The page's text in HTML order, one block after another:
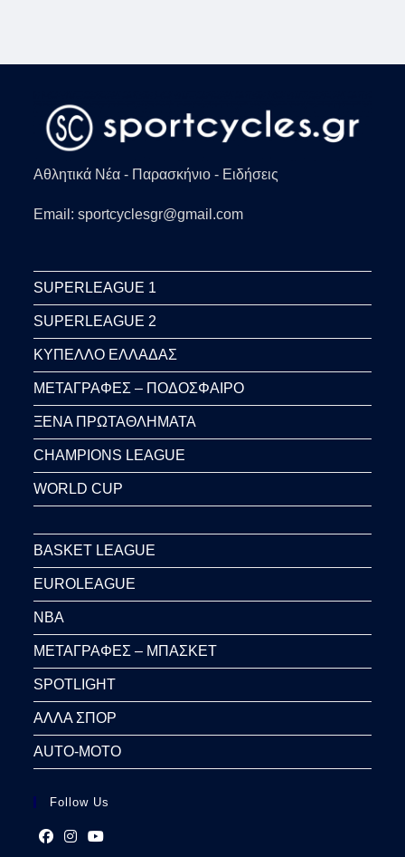
Αθλητικά Νέα - Παρασκήνιο - Ειδήσεις
Email: sportcyclesgr@gmail.com
SUPERLEAGUE 1
SUPERLEAGUE 2
ΚΥΠΕΛΛΟ ΕΛΛΑΔΑΣ
ΜΕΤΑΓΡΑΦΕΣ – ΠΟΔΟΣΦΑΙΡΟ
ΞΕΝΑ ΠΡΩΤΑΘΛΗΜΑΤΑ
CHAMPIONS LEAGUE
WORLD CUP
BASKET LEAGUE
EUROLEAGUE
NBA
ΜΕΤΑΓΡΑΦΕΣ – ΜΠΑΣΚΕΤ
SPOTLIGHT
ΑΛΛΑ ΣΠΟΡ
AUTO-MOTO
Follow Us